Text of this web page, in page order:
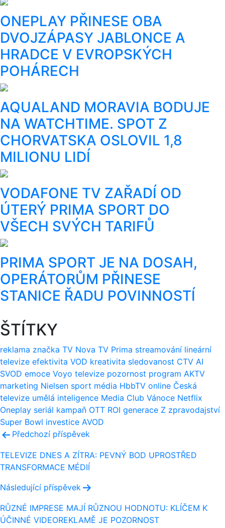
ONEPLAY PŘINESE OBA
DVOJZÁPASY JABLONCE A
HRADCE V EVROPSKÝCH
POHÁRECH
AQUALAND MORAVIA BODUJE
NA WATCHTIME. SPOT Z
CHORVATSKA OSLOVIL 1,8
MILIONU LIDÍ
VODAFONE TV ZAŘADÍ OD
ÚTERÝ PRIMA SPORT DO
VŠECH SVÝCH TARIFŮ
PRIMA SPORT JE NA DOSAH,
OPERÁTORŮM PŘINESE
STANICE ŘADU POVINNOSTÍ
ŠTÍTKY
reklama značka TV Nova TV Prima streamování lineární
televize efektivita VOD kreativita sledovanost CTV AI
SVOD emoce Voyo televize pozornost program AKTV
marketing Nielsen sport média HbbTV online Česká
televize umělá inteligence Media Club Vánoce Netflix
Oneplay seriál kampaň OTT ROI generace Z zpravodajství
Super Bowl investice AVOD
Navigace
pro
příspěvek
Předchozí příspěvek
TELEVIZE DNES A ZÍTRA: PEVNÝ BOD UPROSTŘED
TRANSFORMACE MÉDIÍ
Následující příspěvek
RŮZNÉ IMPRESE MAJÍ RŮZNOU HODNOTU: KLÍČEM K
ÚČINNÉ VIDEOREKLAMĚ JE POZORNOST